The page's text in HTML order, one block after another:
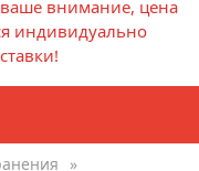
внимание, цена
индивидуально
»